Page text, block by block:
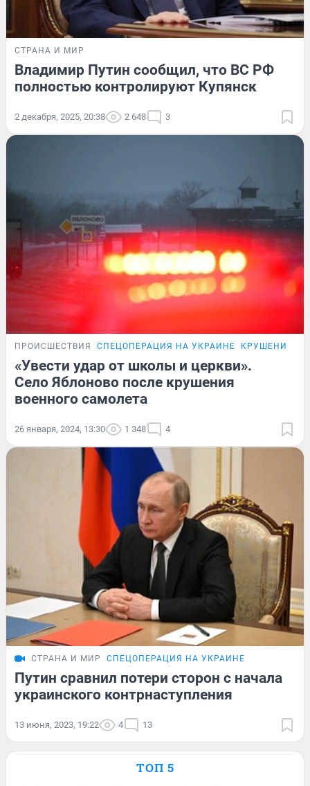
СТРАНА И МИР
Владимир Путин сообщил, что ВС РФ
полностью контролируют Купянск
2 декабря, 2025, 20:38 2 648 3
ПРОИСШЕСТВИЯ СПЕЦОПЕРАЦИЯ НА УКРАИНЕ КРУШЕНИЕ
«Увести удар от школы и церкви».
Село Яблоново после крушения
военного самолета
26 января, 2024, 13:30 1 348 4
СТРАНА И МИР СПЕЦОПЕРАЦИЯ НА УКРАИНЕ
Путин сравнил потери сторон с начала
украинского контрнаступления
13 июня, 2023, 19:22 4 13
ТОП 5